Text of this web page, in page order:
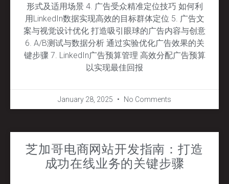
形式及适用场景 4. 广告受众精准定位技巧 如何利
用LinkedIn数据实现高效的目标群体定位 5. 广告文
案与视觉设计优化 打造吸引眼球的广告内容与创意
6. A/B测试与数据分析 通过实验优化广告效果的关
键步骤 7. LinkedIn广告预算管理 高效分配广告预算
以实现最佳回报
January 28, 2025 No Comments
芝加哥电商网站开发指南：打造
成功在线业务的关键步骤